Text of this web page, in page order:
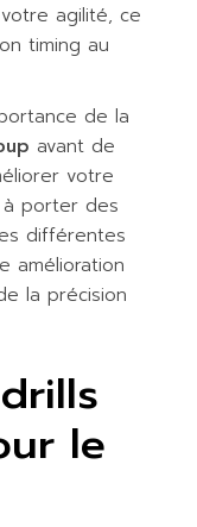
agilité, ce
timing au
de la
avant de
votre
porter des
différentes
amélioration
la précision
le